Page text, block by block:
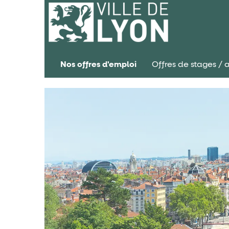
Nos offres d'emploi Offres de stages /